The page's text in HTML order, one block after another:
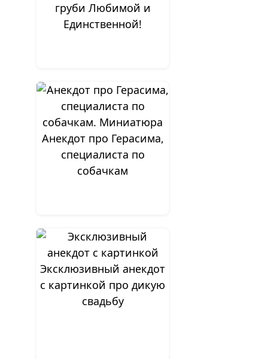
груби Любимой и
Единственной!
Анекдот про Герасима,
специалиста по
собачкам
Эксклюзивный анекдот
с картинкой про дикую
свадьбу